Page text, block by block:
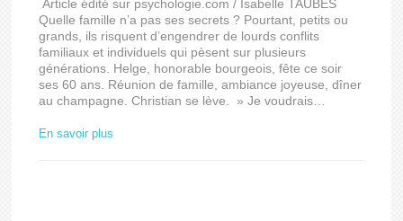
Article édité sur psychologie.com / Isabelle TAUBES
Quelle famille n’a pas ses secrets ? Pourtant, petits ou
grands, ils risquent d’engendrer de lourds conflits
familiaux et individuels qui pèsent sur plusieurs
générations. Helge, honorable bourgeois, fête ce soir
ses 60 ans. Réunion de famille, ambiance joyeuse, dîner
au champagne. Christian se lève. » Je voudrais…
En savoir plus